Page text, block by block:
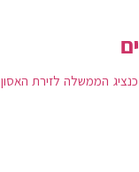
הממשלה לזירת האסון